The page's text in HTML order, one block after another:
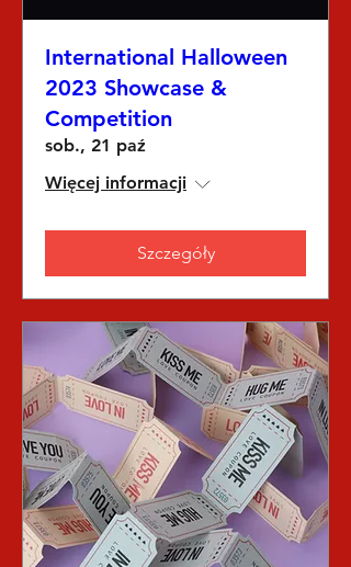
International Halloween
2023 Showcase &
Competition
sob., 21 paź
Więcej informacji
Szczegóły